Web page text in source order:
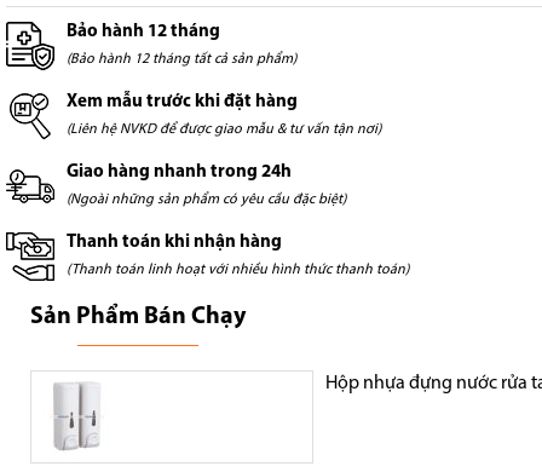
Bảo hành 12 tháng
(Bảo hành 12 tháng tất cả sản phẩm)
Xem mẫu trước khi đặt hàng
(Liên hệ NVKD để được giao mẫu & tư vấn tận nơi)
Giao hàng nhanh trong 24h
(Ngoài những sản phẩm có yêu cầu đặc biệt)
Thanh toán khi nhận hàng
(Thanh toán linh hoạt với nhiều hình thức thanh toán)
Sản Phẩm Bán Chạy
Hộp nhựa đựng nước rửa